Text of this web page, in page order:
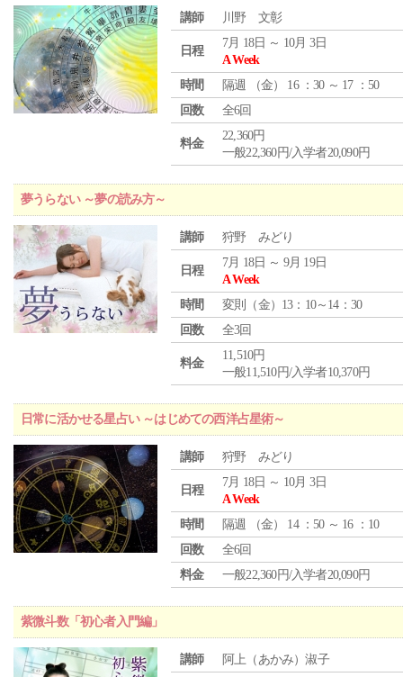
講師 川野 文彰
日程
7月 18日 ～ 10月 3日
A Week
時間
隔週 （金） 16 ：30 ～ 17 ：50
回数
全6回
料金
22,360円
一般22,360円/入学者20,090円
夢うらない ～夢の読み方～
講師 狩野 みどり
日程
7月 18日 ～ 9月 19日
A Week
時間
変則（金）13：10～14：30
回数
全3回
料金
11,510円
一般11,510円/入学者10,370円
日常に活かせる星占い ～はじめての西洋占星術～
講師 狩野 みどり
日程
7月 18日 ～ 10月 3日
A Week
時間
隔週 （金） 14 ：50 ～ 16 ：10
回数
全6回
料金
一般22,360円/入学者20,090円
紫微斗数「初心者入門編」
講師 阿上（あかみ）淑子